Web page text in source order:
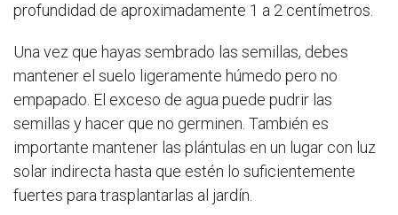
profundidad de aproximadamente 1 a 2 centímetros.
Una vez que hayas sembrado las semillas, debes
mantener el suelo ligeramente húmedo pero no
empapado. El exceso de agua puede pudrir las
semillas y hacer que no germinen. También es
importante mantener las plántulas en un lugar con luz
solar indirecta hasta que estén lo suficientemente
fuertes para trasplantarlas al jardín.